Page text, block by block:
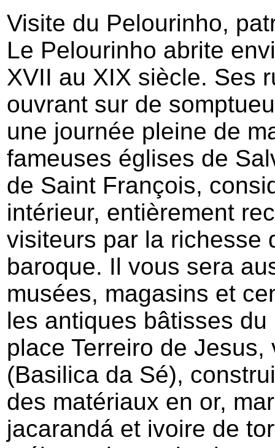
Visite du Pelourinho,
Le Pelourinho abrite
XVII au XIX siècle. Ses
ouvrant sur de
une journée pleine de
fameuses églises de
de Saint François,
intérieur, entièrement
visiteurs par la richesse
baroque. Il vous sera
musées, magasins et
les antiques bâtisses
place Terreiro de
(Basilica da Sé),
des matériaux en or,
jacarandá et ivoire de